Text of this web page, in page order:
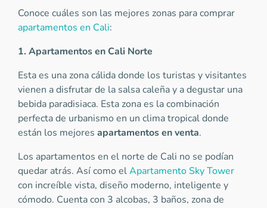
Conoce cuáles son las mejores zonas para comprar
apartamentos en Cali:
1. Apartamentos en Cali Norte
Esta es una zona cálida donde los turistas y visitantes
vienen a disfrutar de la salsa caleña y a degustar una
bebida paradisiaca. Esta zona es la combinación
perfecta de urbanismo en un clima tropical donde
están los mejores apartamentos en venta.
Los apartamentos en el norte de Cali no se podían
quedar atrás. Así como elApartamento Sky Tower
con increíble vista, diseño moderno, inteligente y
cómodo. Cuenta con 3 alcobas, 3 baños, zona de